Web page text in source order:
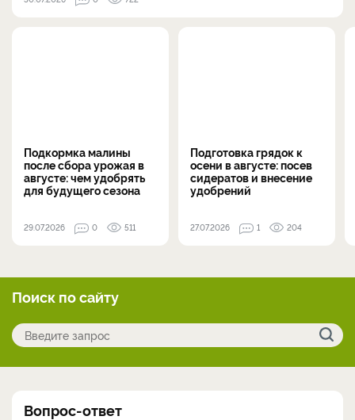
Подкормка малины
после сбора урожая в
августе: чем удобрять
для будущего сезона
29.07.2026 0 511
Подготовка грядок к
осени в августе: посев
сидератов и внесение
удобрений
27.07.2026 1 204
Поиск по сайту
Вопрос-ответ